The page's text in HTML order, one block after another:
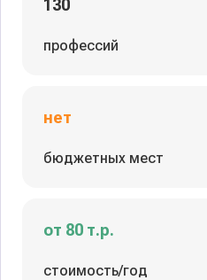
130
профессий
нет
бюджетных мест
от 80 т.р.
стоимость/год